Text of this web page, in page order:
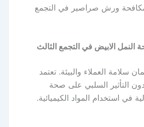
مكافحة ورش صراصير في التجمع
النمل الابيض في التجمع الثالث
العملاء والبيئة. تعتمد
التأثير السلبي على صحة
في استخدام المواد الكيميائية.